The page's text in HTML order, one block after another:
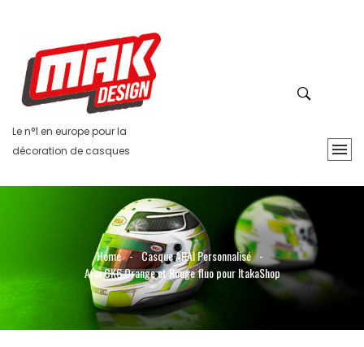
Le n°1 en europe pour la
décoration de casques
Home - Casque ARAI Personnalisé -
Arai CK6 Orange et Rouge fluo pour ItakaShop